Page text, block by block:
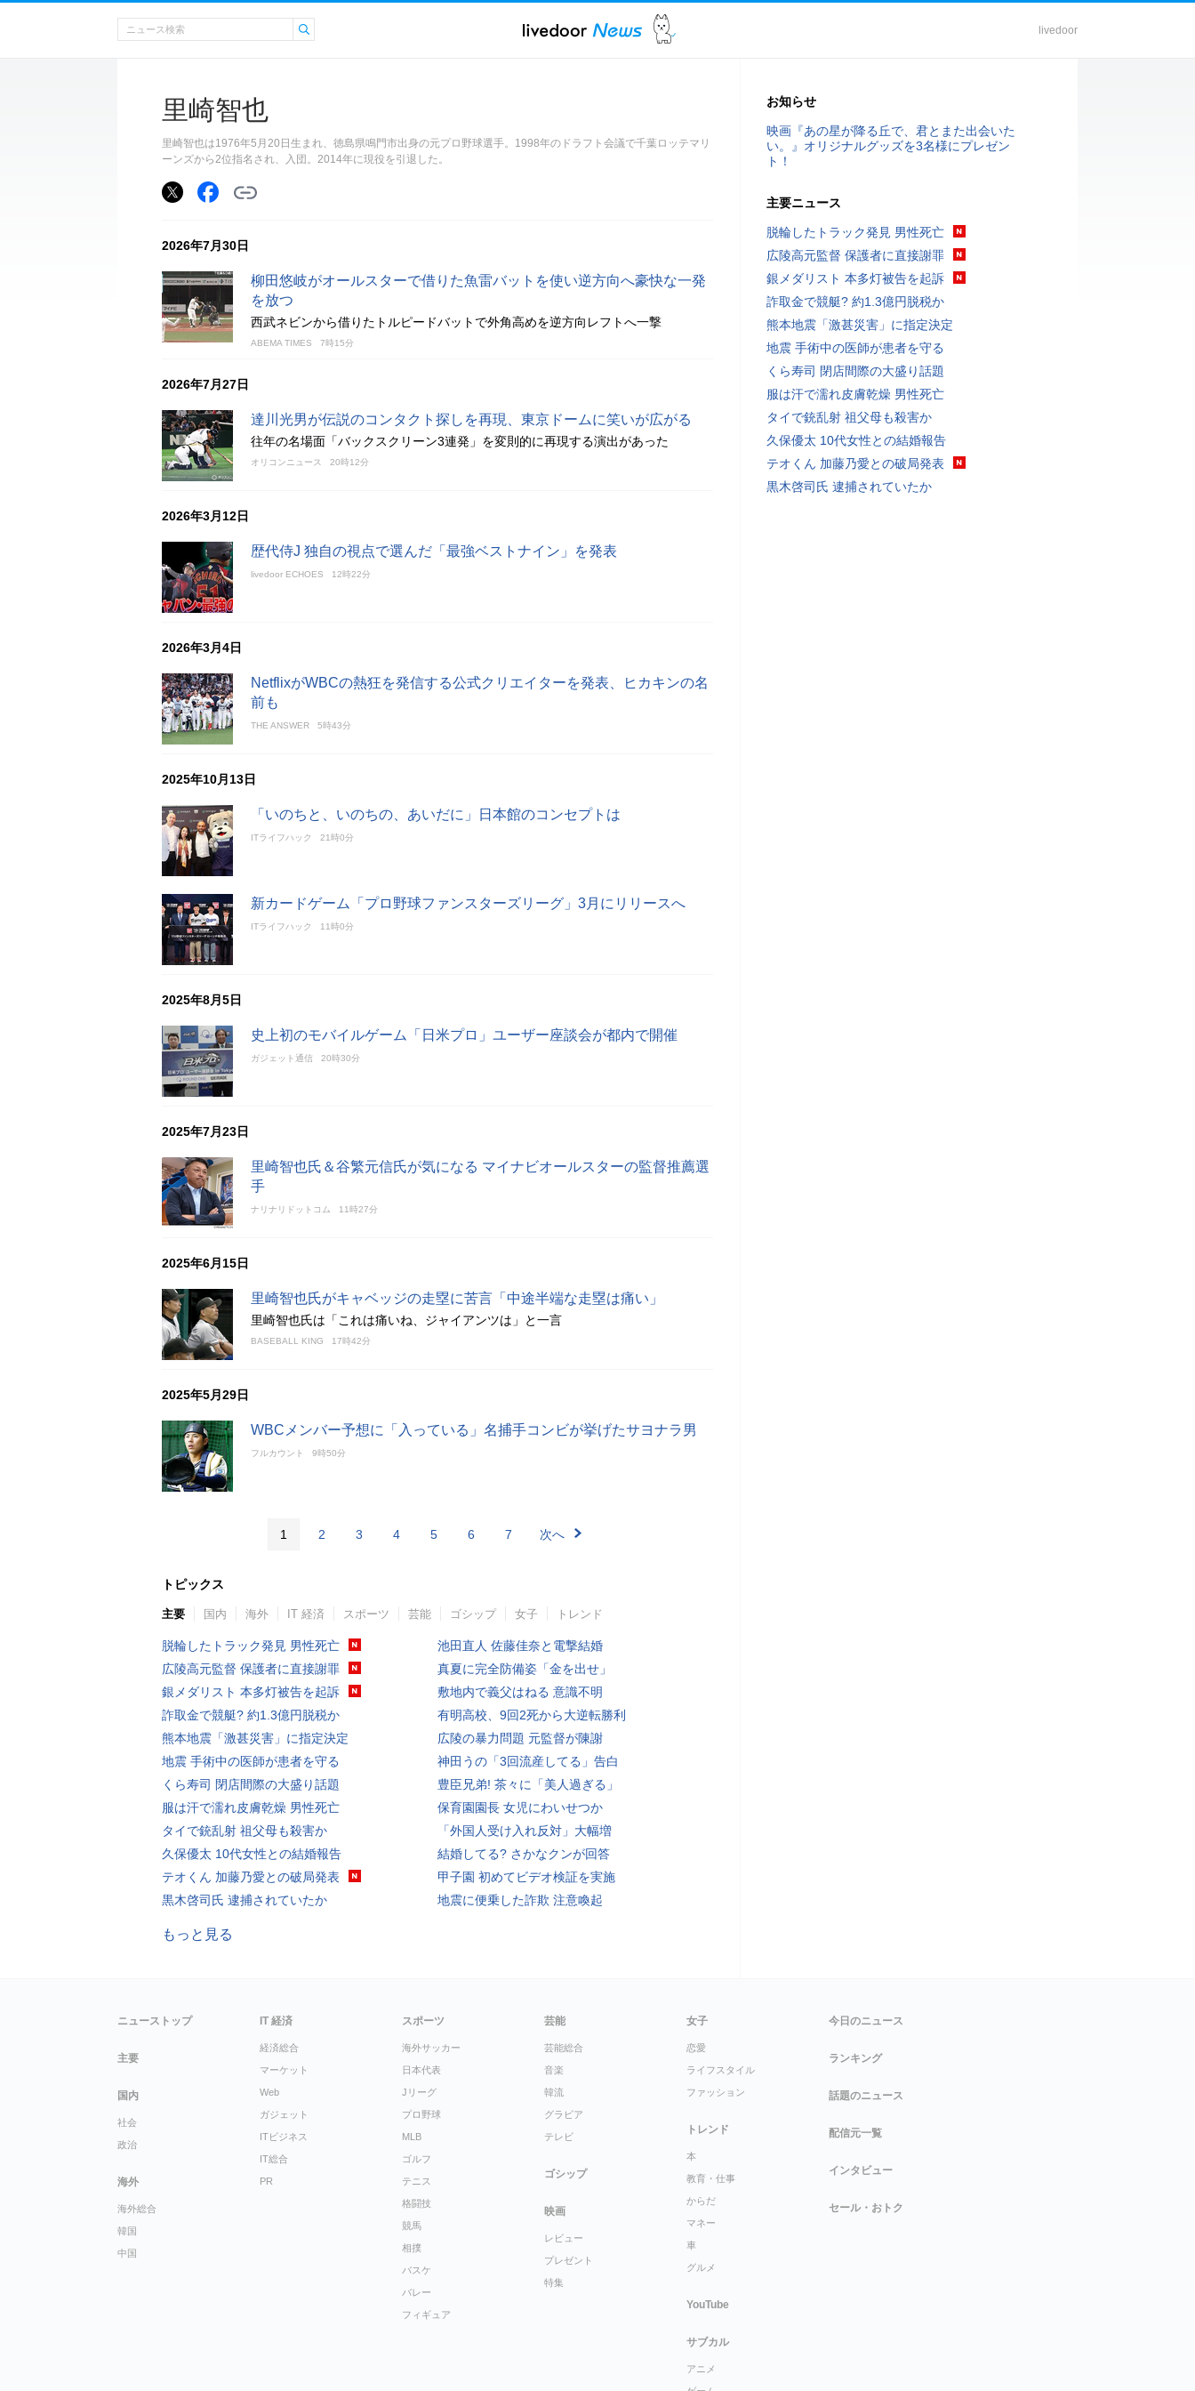
livedoor
里崎智也
里崎智也は1976年5月20日生まれ、徳島県鳴門市出身の元プロ野球選手。1998年のドラフト会議で千葉ロッテマリ
ーンズから2位指名され、入団。2014年に現役を引退した。
2026年7月30日
柳田悠岐がオールスターで借りた魚雷バットを使い逆方向へ豪快な一発
を放つ
西武ネビンから借りたトルピードバットで外角高めを逆方向レフトへ一撃
ABEMA TIMES 7時15分
2026年7月27日
達川光男が伝説のコンタクト探しを再現、東京ドームに笑いが広がる
往年の名場面「バックスクリーン3連発」を変則的に再現する演出があった
オリコンニュース 20時12分
2026年3月12日
歴代侍J 独自の視点で選んだ「最強ベストナイン」を発表
livedoor ECHOES 12時22分
2026年3月4日
NetflixがWBCの熱狂を発信する公式クリエイターを発表、ヒカキンの名
前も
THE ANSWER 5時43分
2025年10月13日
「いのちと、いのちの、あいだに」日本館のコンセプトは
ITライフハック 21時0分
新カードゲーム「プロ野球ファンスターズリーグ」3月にリリースへ
ITライフハック 11時0分
2025年8月5日
史上初のモバイルゲーム「日米プロ」ユーザー座談会が都内で開催
ガジェット通信 20時30分
2025年7月23日
里崎智也氏＆谷繁元信氏が気になる マイナビオールスターの監督推薦選
手
ナリナリドットコム 11時27分
2025年6月15日
里崎智也氏がキャベッジの走塁に苦言「中途半端な走塁は痛い」
里崎智也氏は「これは痛いね、ジャイアンツは」と一言
BASEBALL KING 17時42分
2025年5月29日
WBCメンバー予想に「入っている」名捕手コンビが挙げたサヨナラ男
フルカウント 9時50分
1 2 3 4 5 6 7 次へ
トピックス
主要 国内 海外 IT 経済 スポーツ 芸能 ゴシップ 女子 トレンド
脱輪したトラック発見 男性死亡
広陵高元監督 保護者に直接謝罪
銀メダリスト 本多灯被告を起訴
詐取金で競艇? 約1.3億円脱税か
熊本地震「激甚災害」に指定決定
地震 手術中の医師が患者を守る
くら寿司 閉店間際の大盛り話題
服は汗で濡れ皮膚乾燥 男性死亡
タイで銃乱射 祖父母も殺害か
久保優太 10代女性との結婚報告
テオくん 加藤乃愛との破局発表
黒木啓司氏 逮捕されていたか
池田直人 佐藤佳奈と電撃結婚
真夏に完全防備姿「金を出せ」
敷地内で義父はねる 意識不明
有明高校、9回2死から大逆転勝利
広陵の暴力問題 元監督が陳謝
神田うの「3回流産してる」告白
豊臣兄弟! 茶々に「美人過ぎる」
保育園園長 女児にわいせつか
「外国人受け入れ反対」大幅増
結婚してる? さかなクンが回答
甲子園 初めてビデオ検証を実施
地震に便乗した詐欺 注意喚起
もっと見る
お知らせ
映画『あの星が降る丘で、君とまた出会いた
い。』オリジナルグッズを3名様にプレゼン
ト！
主要ニュース
脱輪したトラック発見 男性死亡
広陵高元監督 保護者に直接謝罪
銀メダリスト 本多灯被告を起訴
詐取金で競艇? 約1.3億円脱税か
熊本地震「激甚災害」に指定決定
地震 手術中の医師が患者を守る
くら寿司 閉店間際の大盛り話題
服は汗で濡れ皮膚乾燥 男性死亡
タイで銃乱射 祖父母も殺害か
久保優太 10代女性との結婚報告
テオくん 加藤乃愛との破局発表
黒木啓司氏 逮捕されていたか
ニューストップ
主要
国内
社会
政治
海外
海外総合
韓国
中国
IT 経済
経済総合
マーケット
Web
ガジェット
ITビジネス
IT総合
PR
スポーツ
海外サッカー
日本代表
Jリーグ
プロ野球
MLB
ゴルフ
テニス
格闘技
競馬
相撲
バスケ
バレー
フィギュア
芸能
芸能総合
音楽
韓流
グラビア
テレビ
ゴシップ
映画
レビュー
プレゼント
特集
女子
恋愛
ライフスタイル
ファッション
トレンド
本
教育・仕事
からだ
マネー
車
グルメ
YouTube
サブカル
アニメ
今日のニュース
ランキング
話題のニュース
配信元一覧
インタビュー
セール・おトク